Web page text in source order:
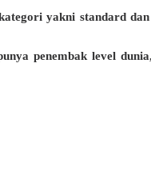
yakni standard
penembak level